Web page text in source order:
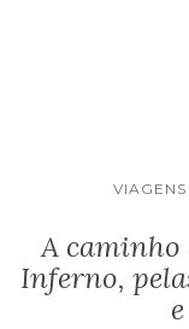
A caminho
Inferno,